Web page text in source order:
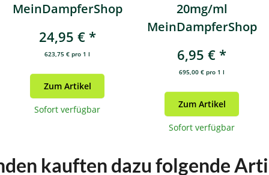
MeinDampferShop
24,95 € *
623,75 € pro 1 l
Zum Artikel
Sofort verfügbar
20mg/ml
MeinDampferShop
6,95 € *
695,00 € pro 1 l
Zum Artikel
Sofort verfügbar
kauften dazu folgende